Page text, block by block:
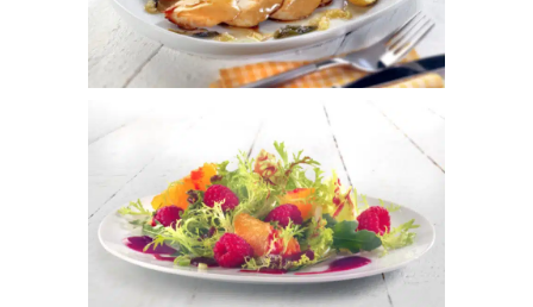
Salade á Fruits
Himbeer & Essig